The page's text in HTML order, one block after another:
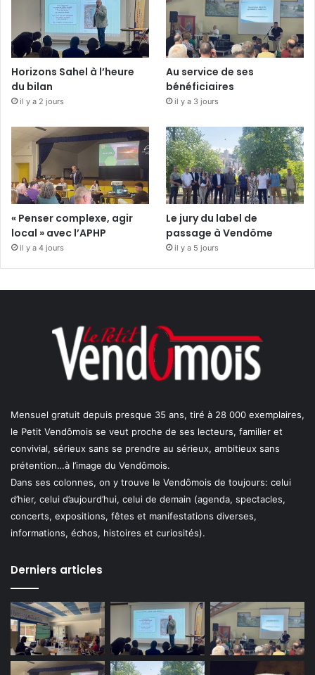
Horizons Sahel à l’heure
du bilan
il y a 2 jours
Au service de ses
bénéficiaires
il y a 3 jours
« Penser complexe, agir
local » avec l’APHP
il y a 4 jours
Le jury du label de
passage à Vendôme
il y a 5 jours
Mensuel gratuit depuis presque 35 ans, tiré à 28 000 exemplaires,
le Petit Vendômois se veut proche de ses lecteurs, familier et
convivial, sérieux sans se prendre au sérieux, ambitieux sans
prétention…à l’image du Vendômois.
Dans ses colonnes, on y trouve le Vendômois de toujours: celui
d’hier, celui d’aujourd’hui, celui de demain (agenda, spectacles,
concerts, expositions, fêtes et manifestations diverses,
informations, échos, histoires et curiosités).
Derniers articles